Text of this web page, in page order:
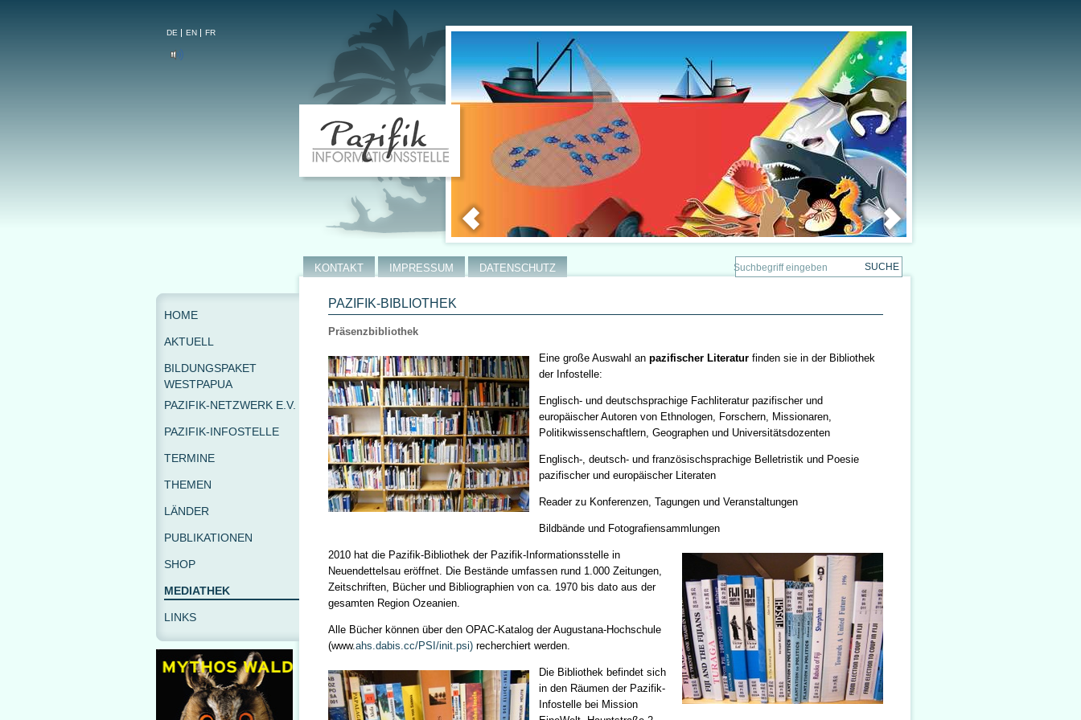
DE EN FR
PAZIFIK-BIBLIOTHEK
Präsenzbibliothek
Eine große Auswahl an pazifischer Literatur finden sie in der Bibliothek
der Infostelle:
Englisch- und deutschsprachige Fachliteratur pazifischer und
europäischer Autoren von Ethnologen, Forschern, Missionaren,
Politikwissenschaftlern, Geographen und Universitätsdozenten
Englisch-, deutsch- und französischsprachige Belletristik und Poesie
pazifischer und europäischer Literaten
Reader zu Konferenzen, Tagungen und Veranstaltungen
Bildbände und Fotografiensammlungen
2010 hat die Pazifik-Bibliothek der Pazifik-Informationsstelle in
Neuendettelsau eröffnet. Die Bestände umfassen rund 1.000 Zeitungen,
Zeitschriften, Bücher und Bibliographien von ca. 1970 bis dato aus der
gesamten Region Ozeanien.
Alle Bücher können über den OPAC-Katalog der Augustana-Hochschule
(www.ahs.dabis.cc/PSI/init.psi) recherchiert werden.
Die Bibliothek befindet sich
in den Räumen der Pazifik-
Infostelle bei Mission
KONTAKT IMPRESSUM DATENSCHUTZ
HOME
AKTUELL
BILDUNGSPAKET
WESTPAPUA
PAZIFIK-NETZWERK E.V.
PAZIFIK-INFOSTELLE
TERMINE
THEMEN
LÄNDER
PUBLIKATIONEN
SHOP
MEDIATHEK
LINKS